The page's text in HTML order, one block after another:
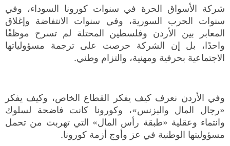
شركة الأسواق الحرة في سنوات كورونا السوداء، وفي
سنوات الحرب السورية، وفي سنوات الانتفاضة وإغلاق
المعابر بين الأردن وفلسطين المحتلة لم تسرح موظفًا
واحدًا، بل إن الشركة حرصت على ترجمة مسؤولياتها
الاجتماعية بحرفية ومهنية، والتزام وطني.
وفي الأردن نعرف كيف يفكر القطاع الخاص، وكيف يفكر
«رجال المال والبزنس»، وكورونا كانت فاضحة لسلوك
وانتماء وعقلية «طبقة رأس المال» التي تهربت من تحمل
مسؤوليتها الوطنية في عز وأوج أزمة كورونا.